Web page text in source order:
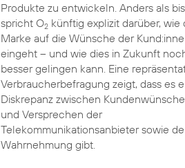
Produkte zu entwickeln. Anders als
spricht O2künftig explizit darüber, wie
Marke auf die Wünsche der
eingeht – und wie dies in Zukunft
besser gelingen kann. Eine
Verbraucherbefragung zeigt, dass es
Diskrepanz zwischen
und Versprechen der
Telekommunikationsanbieter sowie
Wahrnehmung gibt.